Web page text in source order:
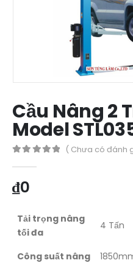
Cầu Nâng 2
Model
( Chưa có đánh
₫0
Tải trọng nâng
tối đa
4 Tấn
Công suất nâng